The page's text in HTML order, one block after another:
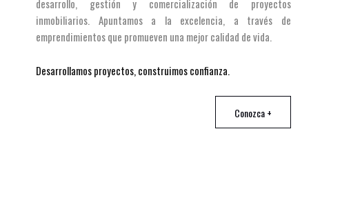
desarrollo, gestión y comercialización de proyectos
inmobiliarios. Apuntamos a la excelencia, a través de
emprendimientos que promueven una mejor calidad de vida.
Desarrollamos proyectos, construimos confianza.
Conozca +